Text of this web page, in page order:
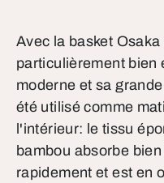
Avec la basket
particulièrement bien
moderne et sa
été utilisé comme
l'intérieur: le tissu
bambou absorbe
rapidement et est en